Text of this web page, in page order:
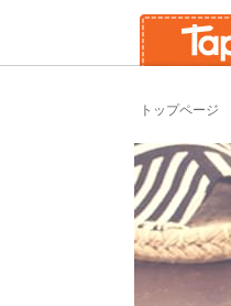
トップページ